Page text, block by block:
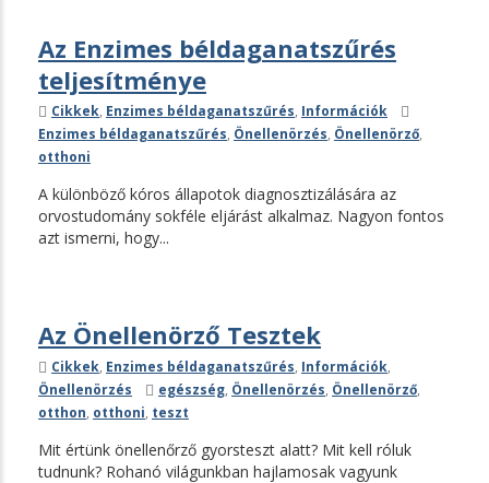
Az Enzimes béldaganatszűrés
teljesítménye
Kategóriák
Cikkek, Enzimes béldaganatszűrés, Információk
Enzimes béldaganatszűrés, Önellenörzés, Önellenörző,
otthoni
A különböző kóros állapotok diagnosztizálására az
orvostudomány sokféle eljárást alkalmaz. Nagyon fontos
azt ismerni, hogy...
Az Önellenörző Tesztek
Kategóriák
Cikkek, Enzimes béldaganatszűrés, Információk,
Önellenörzés
Címkék
egészség, Önellenörzés, Önellenörző,
otthon, otthoni, teszt
Mit értünk önellenőrző gyorsteszt alatt? Mit kell róluk
tudnunk? Rohanó világunkban hajlamosak vagyunk